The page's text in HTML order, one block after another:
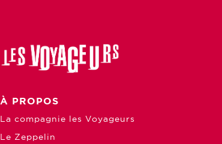
À PROPOS
La compagnie les Voyageurs
Le Zeppelin